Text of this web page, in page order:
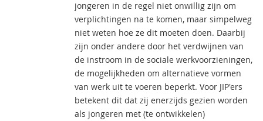
jongeren in de regel niet onwillig zijn om
verplichtingen na te komen, maar simpelweg
niet weten hoe ze dit moeten doen. Daarbij
zijn onder andere door het verdwijnen van
de instroom in de sociale werkvoorzieningen,
de mogelijkheden om alternatieve vormen
van werk uit te voeren beperkt. Voor JIP'ers
betekent dit dat zij enerzijds gezien worden
als jongeren met (te ontwikkelen)